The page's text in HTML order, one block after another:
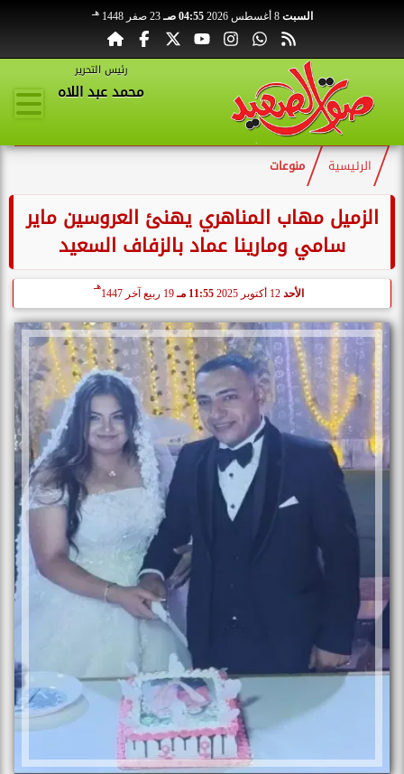
السبت 8 أغسطس 2026 04:55 صـ 23 صفر 1448 هـ
رئيس التحرير
محمد عبد اللاه
الرئيسية منوعات
الزميل مهاب المناهري يهنئ العروسين ماير
سامي ومارينا عماد بالزفاف السعيد
الأحد 12 أكتوبر 2025 11:55 مـ 19 ربيع آخر 1447
هـ